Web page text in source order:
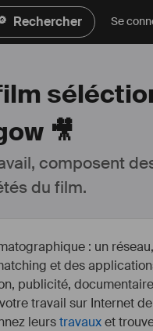
Rechercher Se
🎥
composent
du film.
: un
et des
publicité,
travail sur Internet
leurstravauxet